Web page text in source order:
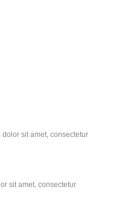
sit amet, consectetur
sit amet, consectetur